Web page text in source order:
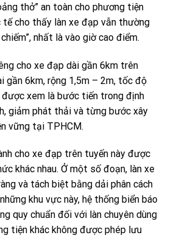
thở” an toàn cho phương tiện
tế cho thấy làn xe đạp vẫn thường
nhất là vào giờ cao điểm.
cho xe đạp dài gần 6km trên
gần 6km, rộng 1,5m – 2m, tốc độ
xem là bước tiến trong định
giảm phát thải và từng bước xây
vững tại TPHCM.
cho xe đạp trên tuyến này được
khác nhau. Ở một số đoạn, làn xe
và tách biệt bằng dải phân cách
khu vực này, hệ thống biển báo
quy chuẩn đối với làn chuyên dùng
tiện khác không được phép lưu